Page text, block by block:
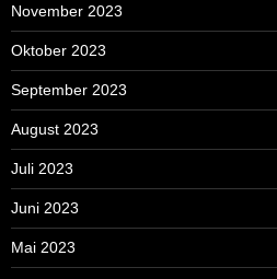
November 2023
Oktober 2023
September 2023
August 2023
Juli 2023
Juni 2023
Mai 2023